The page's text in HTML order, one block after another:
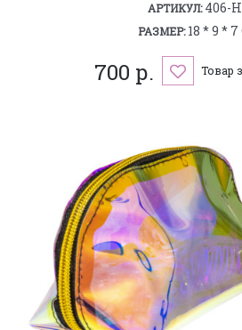
АРТИКУЛ:406-
РАЗМЕР:18 * 9 *
700 р. Товар